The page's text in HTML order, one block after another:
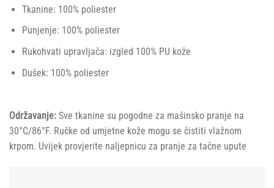
Tkanine: 100% poliester
Punjenje: 100% poliester
Rukohvati upravljača: izgled 100% PU kože
Dušek: 100% poliester
Održavanje: Sve tkanine su pogodne za mašinsko pranje na
30°C/86°F. Ručke od umjetne kože mogu se čistiti vlažnom
krpom. Uvijek provjerite naljepnicu za pranje za tačne upute